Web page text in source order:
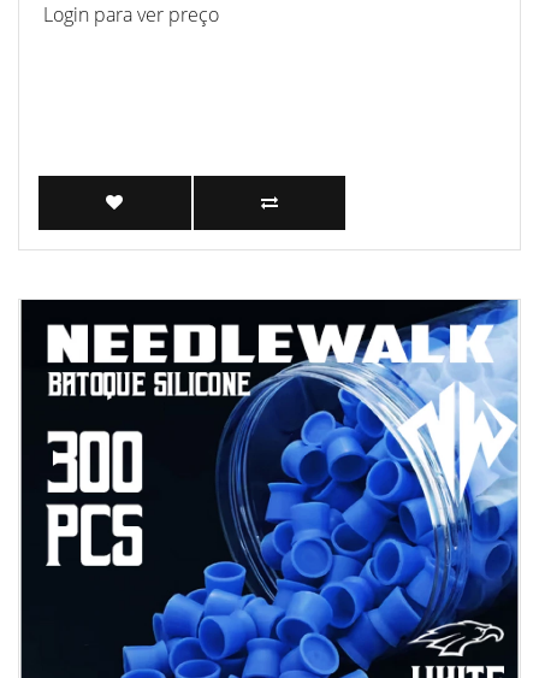
Login para ver preço